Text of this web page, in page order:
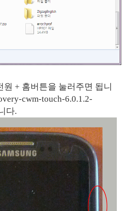
원 + 홈버튼을 눌러주면 됩니
cwm-touch-6.0.1.2-
다.